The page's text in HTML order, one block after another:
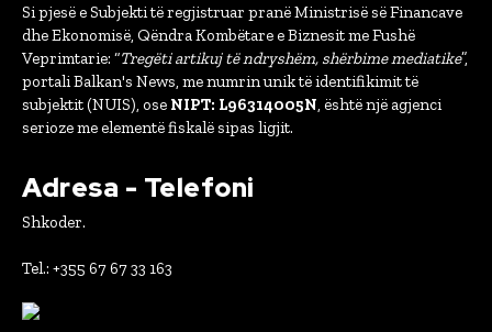
Si pjesë e Subjekti të regjistruar pranë Ministrisë së Financave
dhe Ekonomisë, Qëndra Kombëtare e Biznesit me Fushë
Veprimtarie: “Tregëti artikuj të ndryshëm, shërbime mediatike”,
portali Balkan's News, me numrin unik të identifikimit të
subjektit (NUIS), ose NIPT: L96314005N, është një agjenci
serioze me elementë fiskalë sipas ligjit.
Adresa - Telefoni
Shkoder.
Tel.: +355 67 67 33 163